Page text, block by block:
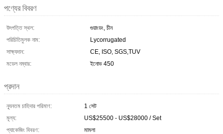
পণ্যের বিবরণ
উৎপত্তি স্থল:
গুয়াংডং, চীন
পরিচিতিমুলক নাম:
Lycorrugated
সাক্ষ্যদান:
CE, ISO, SGS,TUV
মডেল নম্বার:
ইনোভ 450
প্রদান
ন্যূনতম চাহিদার পরিমাণ:
1 সেট
মূল্য:
US$25500 - US$28000 / Set
প্যাকেজিং বিবরণ:
মামলা